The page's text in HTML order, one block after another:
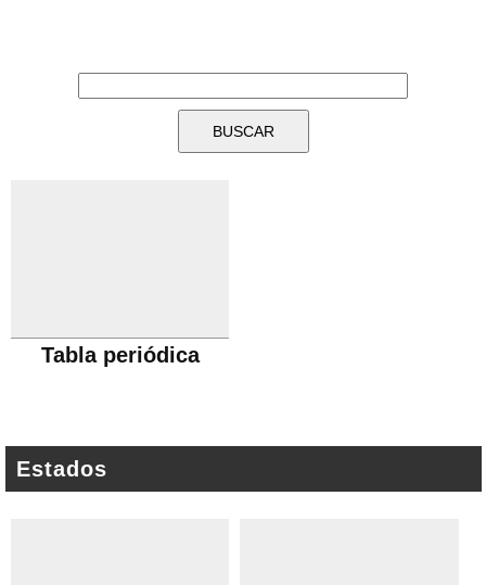
Tabla periódica
Estados